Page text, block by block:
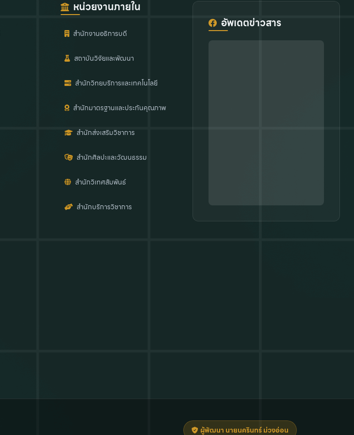
หน่วยงานภายใน
สำนักงานอธิการบดี
สถาบันวิจัยและพัฒนา
สำนักวิทยบริการและเทคโนโลยี
สำนักมาตรฐานและประกันคุณภาพ
สำนักส่งเสริมวิชาการ
สำนักศิลปะและวัฒนธรรม
สำนักวิเทศสัมพันธ์
สำนักบริการวิชาการ
อัพเดตข่าวสาร
ผู้พัฒนา นายนครินทร์ ม่วงอ่อน